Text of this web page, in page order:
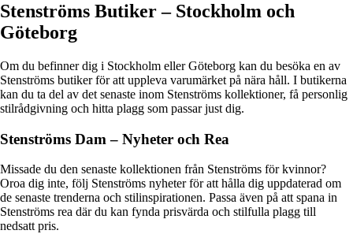
Stenströms Butiker – Stockholm och
Göteborg
Om du befinner dig i Stockholm eller Göteborg kan du besöka en av
Stenströms butiker för att uppleva varumärket på nära håll. I butikerna
kan du ta del av det senaste inom Stenströms kollektioner, få personlig
stilrådgivning och hitta plagg som passar just dig.
Stenströms Dam – Nyheter och Rea
Missade du den senaste kollektionen från Stenströms för kvinnor?
Oroa dig inte, följ Stenströms nyheter för att hålla dig uppdaterad om
de senaste trenderna och stilinspirationen. Passa även på att spana in
Stenströms rea där du kan fynda prisvärda och stilfulla plagg till
nedsatt pris.